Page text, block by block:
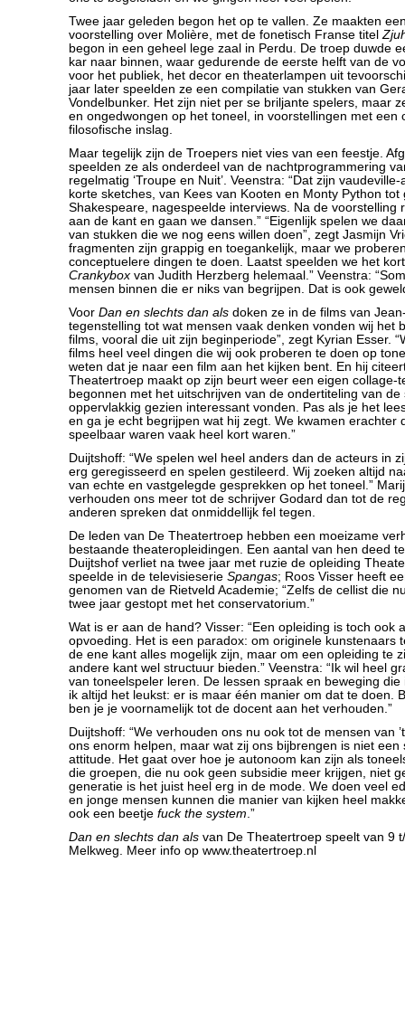
Twee jaar geleden begon het op te vallen. Ze maakten
voorstelling over Molière, met de fonetisch Franse titel
begon in een geheel lege zaal in Perdu. De troep duwde
kar naar binnen, waar gedurende de eerste helft van de
voor het publiek, het decor en theaterlampen uit
jaar later speelden ze een compilatie van stukken van
Vondelbunker. Het zijn niet per se briljante spelers, maar
en ongedwongen op het toneel, in voorstellingen met een
filosofische inslag.
Maar tegelijk zijn de Troepers niet vies van een feestje.
speelden ze als onderdeel van de nachtprogrammering
regelmatig ‘Troupe en Nuit’. Veenstra: “Dat zijn
korte sketches, van Kees van Kooten en Monty Python tot
Shakespeare, nagespeelde interviews. Na de voorstelling
aan de kant en gaan we dansen.” “Eigenlijk spelen we
van stukken die we nog eens willen doen”, zegt Jasmijn
fragmenten zijn grappig en toegankelijk, maar we
conceptuelere dingen te doen. Laatst speelden we het
Crankybox van Judith Herzberg helemaal.” Veenstra:
mensen binnen die er niks van begrijpen. Dat is ook
Voor Dan en slechts dan als doken ze in de films van
tegenstelling tot wat mensen vaak denken vonden wij het
films, vooral die uit zijn beginperiode”, zegt Kyrian Esser.
films heel veel dingen die wij ook proberen te doen op
weten dat je naar een film aan het kijken bent. En hij
Theatertroep maakt op zijn beurt weer een eigen collage-
begonnen met het uitschrijven van de ondertiteling van de
oppervlakkig gezien interessant vonden. Pas als je het
en ga je echt begrijpen wat hij zegt. We kwamen erachter
speelbaar waren vaak heel kort waren.”
Duijtshoff: “We spelen wel heel anders dan de acteurs in
erg geregisseerd en spelen gestileerd. Wij zoeken altijd
van echte en vastgelegde gesprekken op het toneel.”
verhouden ons meer tot de schrijver Godard dan tot de
anderen spreken dat onmiddellijk fel tegen.
De leden van De Theatertroep hebben een moeizame
bestaande theateropleidingen. Een aantal van hen deed
Duijtshof verliet na twee jaar met ruzie de opleiding
speelde in de televisieserie Spangas; Roos Visser heeft
genomen van de Rietveld Academie; “Zelfs de cellist die
twee jaar gestopt met het conservatorium.”
Wat is er aan de hand? Visser: “Een opleiding is toch ook
opvoeding. Het is een paradox: om originele kunstenaars
de ene kant alles mogelijk zijn, maar om een opleiding te
andere kant wel structuur bieden.” Veenstra: “Ik wil heel
van toneelspeler leren. De lessen spraak en beweging
ik altijd het leukst: er is maar één manier om dat te doen.
ben je je voornamelijk tot de docent aan het verhouden.”
Duijtshoff: “We verhouden ons nu ook tot de mensen van
ons enorm helpen, maar wat zij ons bijbrengen is niet een
attitude. Het gaat over hoe je autonoom kan zijn als
die groepen, die nu ook geen subsidie meer krijgen, niet
generatie is het juist heel erg in de mode. We doen veel
en jonge mensen kunnen die manier van kijken heel
ook een beetje fuck the system.”
Dan en slechts dan als van De Theatertroep speelt van 9
Melkweg. Meer info op www.theatertroep.nl